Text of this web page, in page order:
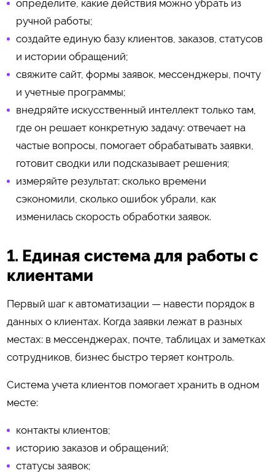
определите, какие действия можно убрать из
ручной работы;
создайте единую базу клиентов, заказов, статусов
и истории обращений;
свяжите сайт, формы заявок, мессенджеры, почту
и учетные программы;
внедряйте искусственный интеллект только там,
где он решает конкретную задачу: отвечает на
частые вопросы, помогает обрабатывать заявки,
готовит сводки или подсказывает решения;
измеряйте результат: сколько времени
сэкономили, сколько ошибок убрали, как
изменилась скорость обработки заявок.
1. Единая система для работы с
клиентами
Первый шаг к автоматизации — навести порядок в
данных о клиентах. Когда заявки лежат в разных
местах: в мессенджерах, почте, таблицах и заметках
сотрудников, бизнес быстро теряет контроль.
Система учета клиентов помогает хранить в одном
месте:
контакты клиентов;
историю заказов и обращений;
статусы заявок;